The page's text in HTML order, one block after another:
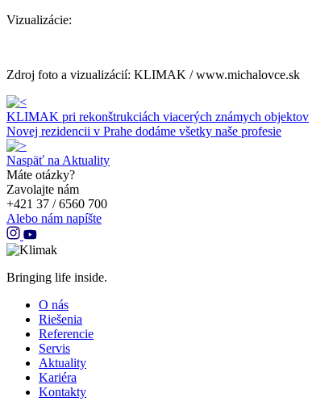
Vizualizácie:
Zdroj foto a vizualizácií: KLIMAK / www.michalovce.sk
KLIMAK pri rekonštrukciách viacerých známych objektov
Novej rezidencii v Prahe dodáme všetky naše profesie
Naspäť na Aktuality
Máte otázky?
Zavolajte nám
+421 37 / 6560 700
Alebo nám napíšte
Bringing life inside.
O nás
Riešenia
Referencie
Servis
Aktuality
Kariéra
Kontakty